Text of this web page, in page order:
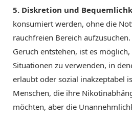
5. Diskretion und
konsumiert werden, ohne die
rauchfreien Bereich
Geruch entstehen, ist es
Situationen zu verwenden, in
erlaubt oder sozial inakzeptabel
Menschen, die ihre
möchten, aber die